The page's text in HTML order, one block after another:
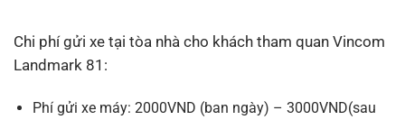
Chi phí gửi xe tại tòa nhà cho khách tham quan Vincom
Landmark 81:
Phí gửi xe máy: 2000VND (ban ngày) – 3000VND(sau